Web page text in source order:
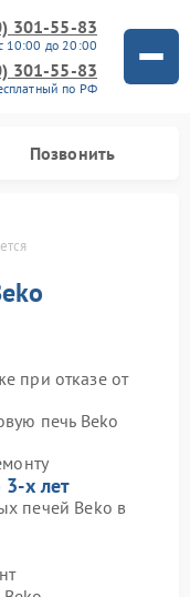
301-55-83
10:00 до 20:00
301-55-83
по РФ
Позвонить
при отказе от
печь Beko
3-х лет
печей Beko в